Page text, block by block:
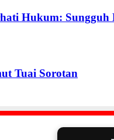
Hukum: Sungguh
Tuai Sorotan